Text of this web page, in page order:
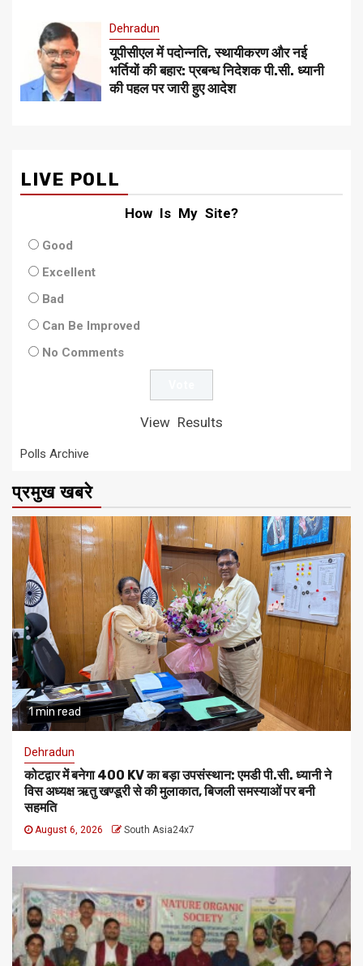
Dehradun
यूपीसीएल में पदोन्नति, स्थायीकरण और नई
भर्तियों की बहार: प्रबन्ध निदेशक पी.सी. ध्यानी
की पहल पर जारी हुए आदेश
LIVE POLL
How Is My Site?
Good
Excellent
Bad
Can Be Improved
No Comments
View Results
Polls Archive
प्रमुख खबरे
1 min read
Dehradun
कोटद्वार में बनेगा 400 KV का बड़ा उपसंस्थान: एमडी पी.सी. ध्यानी ने
विस अध्यक्ष ऋतु खण्डूरी से की मुलाकात, बिजली समस्याओं पर बनी
सहमति
August 6, 2026 South Asia24x7